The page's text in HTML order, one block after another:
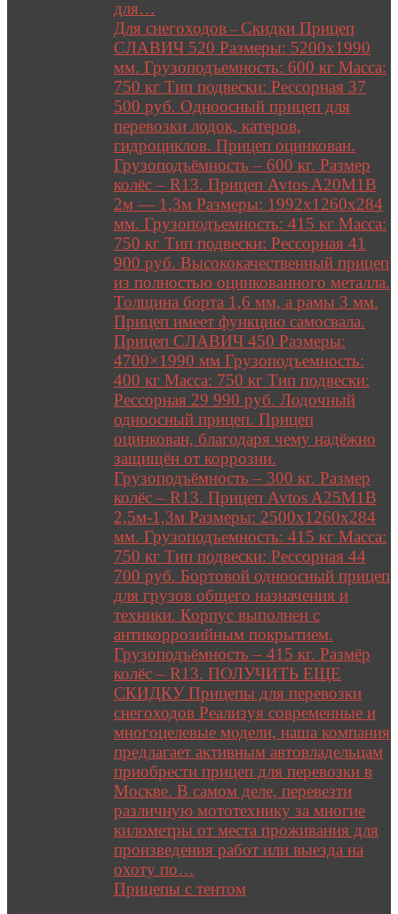
для…
Для снегоходов – Скидки Прицеп
СЛАВИЧ 520 Размеры: 5200х1990
мм. Грузоподъемность: 600 кг Масса:
750 кг Тип подвески: Рессорная 37
500 руб. Одноосный прицеп для
перевозки лодок, катеров,
гидроциклов. Прицеп оцинкован.
Грузоподъёмность – 600 кг. Размер
колёс – R13. Прицеп Avtos A20M1B
2м — 1,3м Размеры: 1992х1260х284
мм. Грузоподъемность: 415 кг Масса:
750 кг Тип подвески: Рессорная 41
900 руб. Высококачественный прицеп
из полностью оцинкованного металла.
Толщина борта 1,6 мм, а рамы 3 мм.
Прицеп имеет функцию самосвала.
Прицеп СЛАВИЧ 450 Размеры:
4700×1990 мм Грузоподъемность:
400 кг Масса: 750 кг Тип подвески:
Рессорная 29 990 руб. Лодочный
одноосный прицеп. Прицеп
оцинкован, благодаря чему надёжно
защищён от коррозии.
Грузоподъёмность – 300 кг. Размер
колёс – R13. Прицеп Avtos A25M1B
2,5м-1,3м Размеры: 2500х1260х284
мм. Грузоподъемность: 415 кг Масса:
750 кг Тип подвески: Рессорная 44
700 руб. Бортовой одноосный прицеп
для грузов общего назначения и
техники. Корпус выполнен с
антикоррозийным покрытием.
Грузоподъёмность – 415 кг. Размёр
колёс – R13. ПОЛУЧИТЬ ЕЩЕ
СКИДКУ Прицепы для перевозки
снегоходов Реализуя современные и
многоцелевые модели, наша компания
предлагает активным автовладельцам
приобрести прицеп для перевозки в
Москве. В самом деле, перевезти
различную мототехнику за многие
километры от места проживания для
произведения работ или выезда на
охоту по…
Прицепы с тентом